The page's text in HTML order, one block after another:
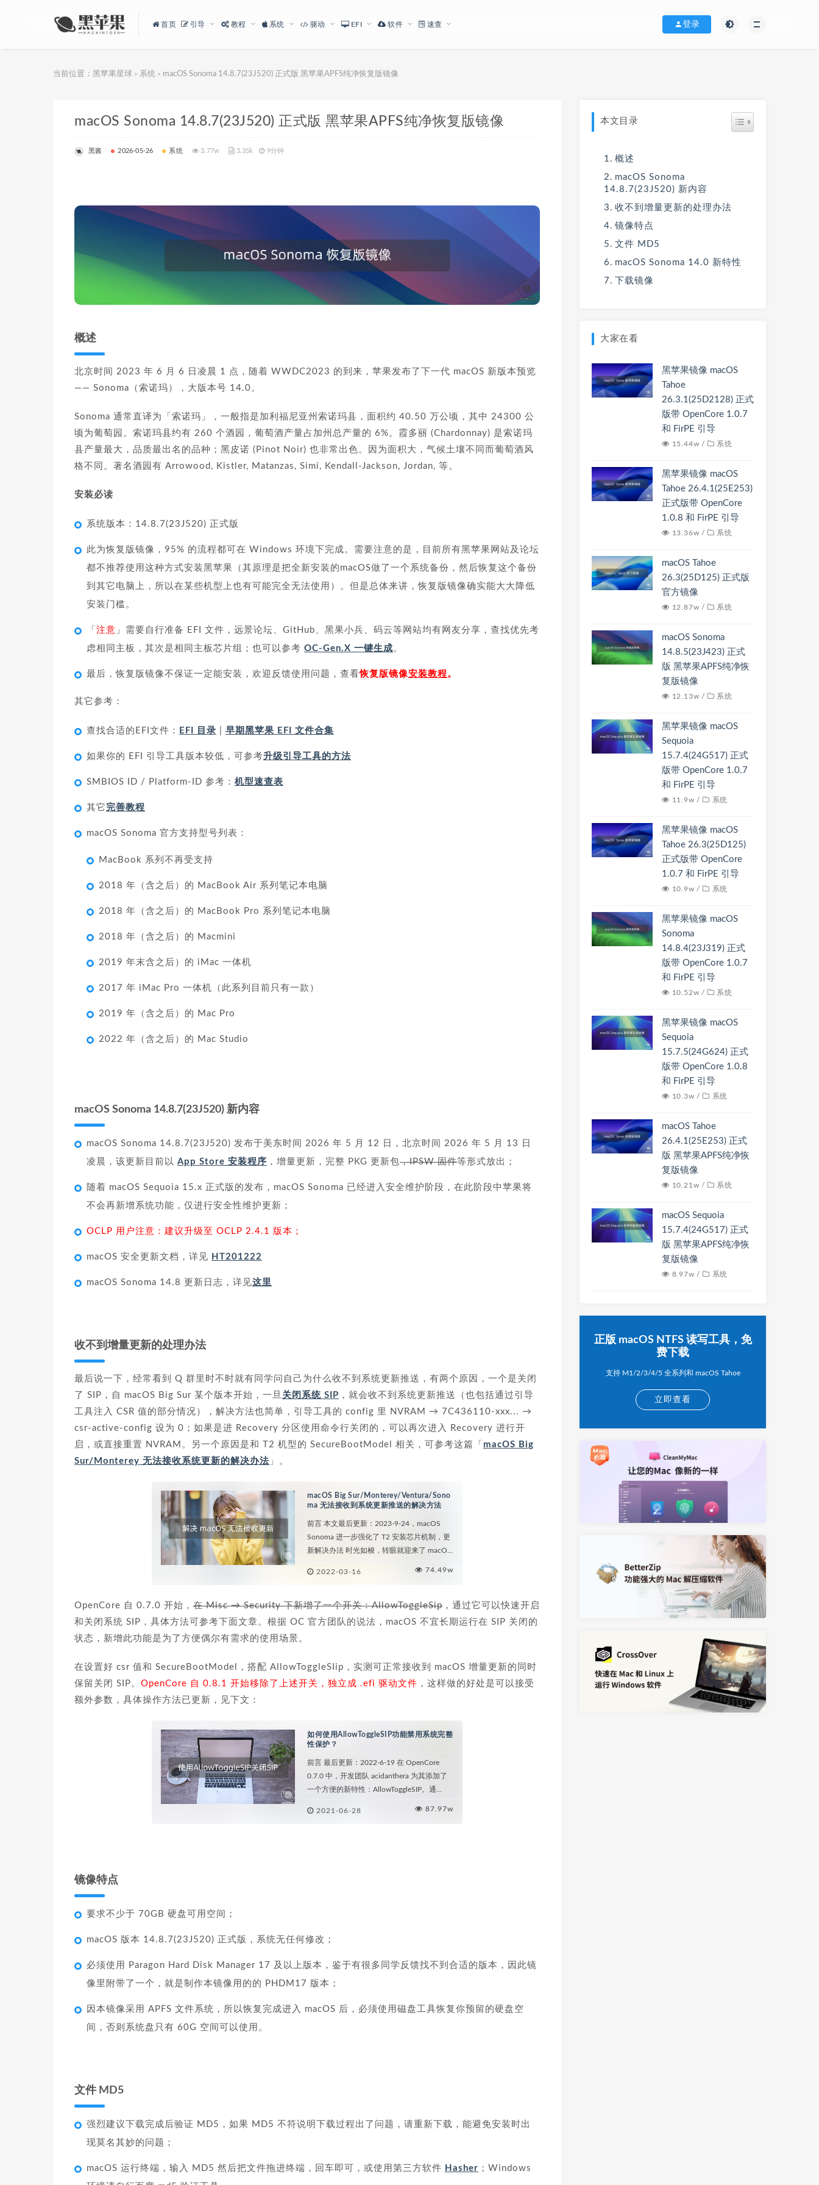
首页 引导 教程 系统 驱动 EFI 软件 速查 登录
当前位置： 黑苹果星球 > 系统 > macOS Sonoma 14.8.7(23J520) 正式版 黑苹果APFS纯净恢复版镜像
macOS Sonoma 14.8.7(23J520) 正式版 黑苹果APFS纯净恢复版镜像
黑酱 2026-05-26 系统 3.77w 3.35k 9分钟
概述
北京时间 2023 年 6 月 6 日凌晨 1 点，随着 WWDC2023 的到来，苹果发布了下一代 macOS 新版本预览
—— Sonoma（索诺玛），大版本号 14.0。
Sonoma 通常直译为「索诺玛」，一般指是加利福尼亚州索诺玛县，面积约 40.50 万公顷，其中 24300 公
顷为葡萄园。索诺玛县约有 260 个酒园，葡萄酒产量占加州总产量的 6%。霞多丽 (Chardonnay) 是索诺玛
县产量最大，品质最出名的品种；黑皮诺 (Pinot Noir) 也非常出色。因为面积大，气候土壤不同而葡萄酒风
格不同。著名酒园有 Arrowood, Kistler, Matanzas, Simi, Kendall-Jackson, Jordan, 等。
安装必读
系统版本：14.8.7(23J520) 正式版
此为恢复版镜像，95% 的流程都可在 Windows 环境下完成。需要注意的是，目前所有黑苹果网站及论坛
都不推荐使用这种方式安装黑苹果（其原理是把全新安装的macOS做了一个系统备份，然后恢复这个备份
到其它电脑上，所以在某些机型上也有可能完全无法使用）。但是总体来讲，恢复版镜像确实能大大降低
安装门槛。
「 注意 」需要自行准备 EFI 文件，远景论坛、GitHub、黑果小兵、码云等网站均有网友分享，查找优先考
虑相同主板，其次是相同主板芯片组；也可以参考 OC-Gen.X 一键生成。
最后，恢复版镜像不保证一定能安装，欢迎反馈使用问题，查看恢复版镜像安装教程。
其它参考：
查找合适的EFI文件： EFI 目录 早期黑苹果 EFI 文件合集
如果你的 EFI 引导工具版本较低，可参考升级引导工具的方法
SMBIOS ID / Platform-ID 参考： 机型速查表
其它 完善教程
macOS Sonoma 官方支持型号列表：
MacBook 系列不再受支持
2018 年（含之后）的 MacBook Air 系列笔记本电脑
2018 年（含之后）的 MacBook Pro 系列笔记本电脑
2018 年（含之后）的 Macmini
2019 年末含之后）的 iMac 一体机
2017 年 iMac Pro 一体机（此系列目前只有一款）
2019 年（含之后）的 Mac Pro
2022 年（含之后）的 Mac Studio
macOS Sonoma 14.8.7(23J520) 新内容
macOS Sonoma 14.8.7(23J520) 发布于美东时间 2026 年 5 月 12 日，北京时间 2026 年 5 月 13 日
凌晨，该更新目前以 App Store 安装程序 ，增量更新，完整 PKG 更新包，IPSW 固件等形式放出；
随着 macOS Sequoia 15.x 正式版的发布，macOS Sonoma 已经进入安全维护阶段，在此阶段中苹果将
不会再新增系统功能，仅进行安全性维护更新；
OCLP 用户注意：建议升级至 OCLP 2.4.1 版本；
macOS 安全更新文档，详见 HT201222
macOS Sonoma 14.8 更新日志，详见这里
收不到增量更新的处理办法
最后说一下，经常看到 Q 群里时不时就有同学问自己为什么收不到系统更新推送，有两个原因，一个是关闭
了 SIP，自 macOS Big Sur 某个版本开始，一旦关闭系统 SIP ，就会收不到系统更新推送（也包括通过引导
工具注入 CSR 值的部分情况），解决方法也简单，引导工具的 config 里 NVRAM → 7C436110-xxx... →
csr-active-config 设为 0；如果是进 Recovery 分区使用命令行关闭的，可以再次进入 Recovery 进行开
启，或直接重置 NVRAM。另一个原因是和 T2 机型的 SecureBootModel 相关，可参考这篇「 macOS Big
Sur/Monterey 无法接收系统更新的解决办法 」。
macOS Big Sur/Monterey/Ventura/Sono
ma 无法接收到系统更新推送的解决方法
前言 本文最后更新：2023-9-24，macOS
Sonoma 进一步强化了 T2 安装芯片机制，更
新解决办法 时光如梭，转眼就迎来了 macOS
2022-03-16
74.49w
OpenCore 自 0.7.0 开始， 在 Misc → Security 下新增了一个开关：AllowToggleSip ，通过它可以快速开启
和关闭系统 SIP，具体方法可参考下面文章。根据 OC 官方团队的说法，macOS 不宜长期运行在 SIP 关闭的
状态，新增此功能是为了方便偶尔有需求的使用场景。
在设置好 csr 值和 SecureBootModel，搭配 AllowToggleSIip，实测可正常接收到 macOS 增量更新的同时
保留关闭 SIP。 OpenCore 自 0.8.1 开始移除了上述开关，独立成 .efi 驱动文件 ，这样做的好处是可以接受
额外参数，具体操作方法已更新，见下文：
如何使用AllowToggleSIP功能禁用系统完整
性保护？
前言 最后更新：2022-6-19 在 OpenCore
0.7.0 中，开发团队 acidanthera 为其添加了
一个方便的新特性：AllowToggleSIP。通...
2021-06-28 87.97w
镜像特点
要求不少于 70GB 硬盘可用空间；
macOS 版本 14.8.7(23J520) 正式版，系统无任何修改；
必须使用 Paragon Hard Disk Manager 17 及以上版本，鉴于有很多同学反馈找不到合适的版本，因此镜
像里附带了一个，就是制作本镜像用的的 PHDM17 版本；
因本镜像采用 APFS 文件系统，所以恢复完成进入 macOS 后，必须使用磁盘工具恢复你预留的硬盘空
间，否则系统盘只有 60G 空间可以使用。
文件 MD5
强烈建议下载完成后验证 MD5，如果 MD5 不符说明下载过程出了问题，请重新下载，能避免安装时出
现莫名其妙的问题；
macOS 运行终端，输入 MD5 然后把文件拖进终端，回车即可，或使用第三方软件 Hasher ；Windows
本文目录
概述
macOS Sonoma
14.8.7(23J520) 新内容
收不到增量更新的处理办法
镜像特点
文件 MD5
macOS Sonoma 14.0 新特性
下载镜像
大家在看
黑苹果镜像 macOS
Tahoe
26.3.1(25D2128) 正式
版带 OpenCore 1.0.7
和 FirPE 引导
15.44w / 系统
黑苹果镜像 macOS
Tahoe 26.4.1(25E253)
正式版带 OpenCore
1.0.8 和 FirPE 引导
13.36w / 系统
macOS Tahoe
26.3(25D125) 正式版
官方镜像
12.87w / 系统
macOS Sonoma
14.8.5(23J423) 正式
版 黑苹果APFS纯净恢
复版镜像
12.13w / 系统
黑苹果镜像 macOS
Sequoia
15.7.4(24G517) 正式
版带 OpenCore 1.0.7
和 FirPE 引导
11.9w / 系统
黑苹果镜像 macOS
Tahoe 26.3(25D125)
正式版带 OpenCore
1.0.7 和 FirPE 引导
10.9w / 系统
黑苹果镜像 macOS
Sonoma
14.8.4(23J319) 正式
版带 OpenCore 1.0.7
和 FirPE 引导
10.52w / 系统
黑苹果镜像 macOS
Sequoia
15.7.5(24G624) 正式
版带 OpenCore 1.0.8
和 FirPE 引导
10.3w / 系统
macOS Tahoe
26.4.1(25E253) 正式
版 黑苹果APFS纯净恢
复版镜像
10.21w / 系统
macOS Sequoia
15.7.4(24G517) 正式
版 黑苹果APFS纯净恢
复版镜像
8.97w / 系统
正版 macOS NTFS 读写工具，免
费下载
支持 M1/2/3/4/5 全系列和 macOS Tahoe
立即查看